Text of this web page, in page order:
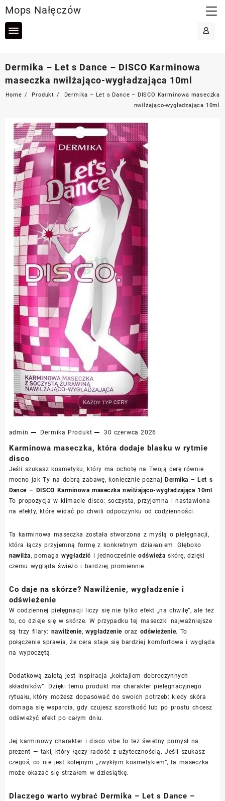
to
content
Mops Nałęczów
Dermika – Let s Dance – DISCO Karminowa
maseczka nwilżająco-wygładzająca 10ml
Home Produkt
Dermika – Let s Dance – DISCO Karminowa maseczka
nwilżająco-wygładzająca 10ml
admin Dermika Produkt 30 czerwca 2026
Karminowa maseczka, która dodaje blasku w rytmie
disco
Jeśli szukasz kosmetyku, który ma ochotę na Twoją cerę równie
mocno jak Ty na dobrą zabawę, koniecznie poznajDermika – Let s
Dance – DISCO Karminowa maseczka nwilżająco-wygładzająca 10ml.
To propozycja w klimacie disco: soczysta, przyjemna i nastawiona
na efekty, które widać po chwili odpoczynku od codzienności.
Ta karminowa maseczka została stworzona z myślą o pielęgnacji,
która łączy przyjemną formę z konkretnym działaniem. Głęboko
nawilża, pomagawygładzić i jednocześnieodświeża skórę, dzięki
czemu wygląda świeżo i bardziej promiennie.
Co daje na skórze? Nawilżenie, wygładzenie i
odświeżenie
W codziennej pielęgnacji liczy się nie tylko efekt „na chwilę”, ale też
to, co dzieje się w skórze. W przypadku tej maseczki najważniejsze
są trzy filary: nawilżenie,wygładzenieoraz odświeżenie. To
połączenie sprawia, że cera staje się bardziej komfortowa i wygląda
na wypoczętą.
Dodatkową zaletą jest inspiracja „koktajlem dobroczynnych
składników”. Dzięki temu produkt ma charakter pielęgnacyjnego
rytuału, który możesz dopasować do swoich potrzeb: kiedy skóra
domaga się wsparcia, gdy czujesz szorstkość lub po prostu chcesz
odświeżyć efekt po całym dniu.
Jej karminowy charakter i disco vibe to też świetny pomysł na
prezent — taki, który łączy radość z użytecznością. Jeśli szukasz
czegoś, co nie jest kolejnym „zwykłym kosmetykiem”, ta maseczka
może okazać się strzałem w dziesiątkę.
Dlaczego warto wybrać Dermika – Let s Dance –